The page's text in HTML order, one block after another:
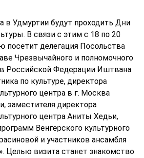
в Удмуртии будут проходить Дни
В связи с этим с 18 по 20
посетит делегация Посольства
Чрезвычайного и полномочного
в Российской Федерации Иштвана
по культуре, директора
центра в г. Москва
заместителя директора
центра Аниты Хедьи,
Венгерского культурного
и участников ансамбля
Целью визита станет знакомство